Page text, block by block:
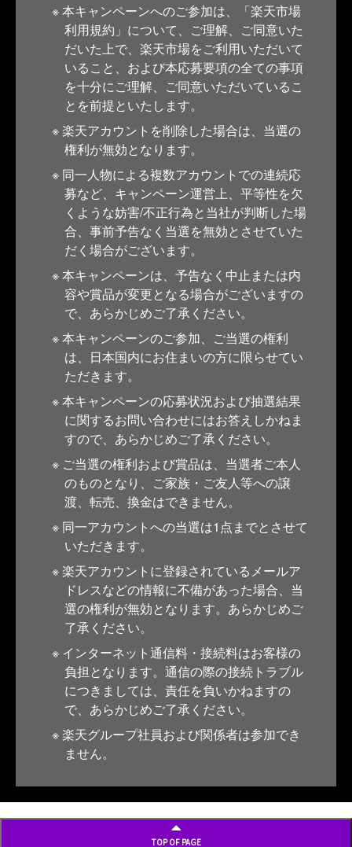
本キャンペーンへのご参加は、「楽天市場
利用規約」について、ご理解、ご同意いた
だいた上で、楽天市場をご利用いただいて
いること、および本応募要項の全ての事項
を十分にご理解、ご同意いただいているこ
とを前提といたします。
楽天アカウントを削除した場合は、当選の
権利が無効となります。
同一人物による複数アカウントでの連続応
募など、キャンペーン運営上、平等性を欠
くような妨害/不正行為と当社が判断した場
合、事前予告なく当選を無効とさせていた
だく場合がございます。
本キャンペーンは、予告なく中止または内
容や賞品が変更となる場合がございますの
で、あらかじめご了承ください。
本キャンペーンのご参加、ご当選の権利
は、日本国内にお住まいの方に限らせてい
ただきます。
本キャンペーンの応募状況および抽選結果
に関するお問い合わせにはお答えしかねま
すので、あらかじめご了承ください。
ご当選の権利および賞品は、当選者ご本人
のものとなり、ご家族・ご友人等への譲
渡、転売、換金はできません。
同一アカウントへの当選は1点までとさせて
いただきます。
楽天アカウントに登録されているメールア
ドレスなどの情報に不備があった場合、当
選の権利が無効となります。あらかじめご
了承ください。
インターネット通信料・接続料はお客様の
負担となります。通信の際の接続トラブル
につきましては、責任を負いかねますの
で、あらかじめご了承ください。
楽天グループ社員および関係者は参加でき
ません。
TOP OF PAGE